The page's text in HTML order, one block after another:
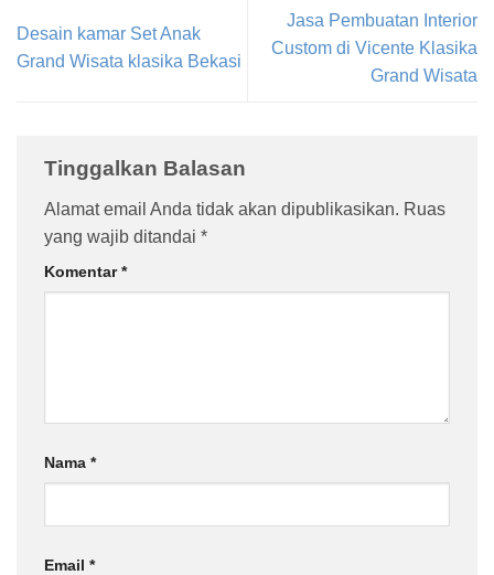
Desain kamar Set Anak
Grand Wisata klasika Bekasi
Jasa Pembuatan Interior
Custom di Vicente Klasika
Grand Wisata
Tinggalkan Balasan
Alamat email Anda tidak akan dipublikasikan. Ruas
yang wajib ditandai *
Komentar*
Nama *
Email *